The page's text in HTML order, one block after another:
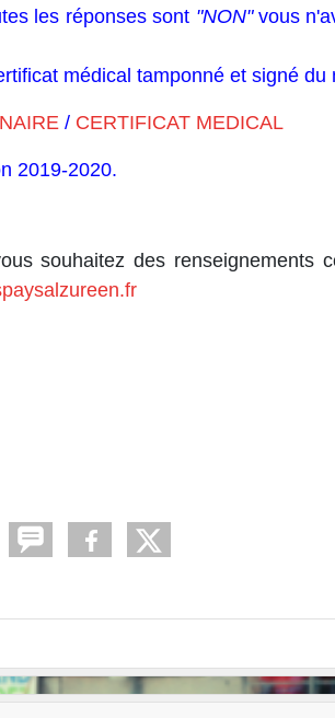
les réponses sont "NON"vous
médical tamponné et signé du
/ CERTIFICAT MEDICAL
2019-2020.
des renseignements